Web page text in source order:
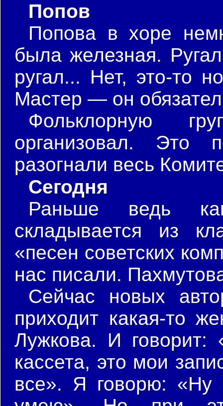
Попов
Попова в хоре
была железная.
ругал... Нет, это-то
Мастер — он
Фольклорную
организовал. Это
разогнали весь
Сегодня
Раньше ведь
складывается из
«песен советских
нас писали.
Сейчас новых
приходит какая-то
Лужкова. И говорит:
кассета, это мои
все». Я говорю: